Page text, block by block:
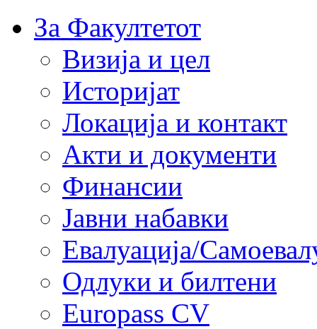
За Факултетот
Визија и цел
Историјат
Локација и контакт
Акти и документи
Финансии
Јавни набавки
Евалуација/
Одлуки и билтени
Europass CV